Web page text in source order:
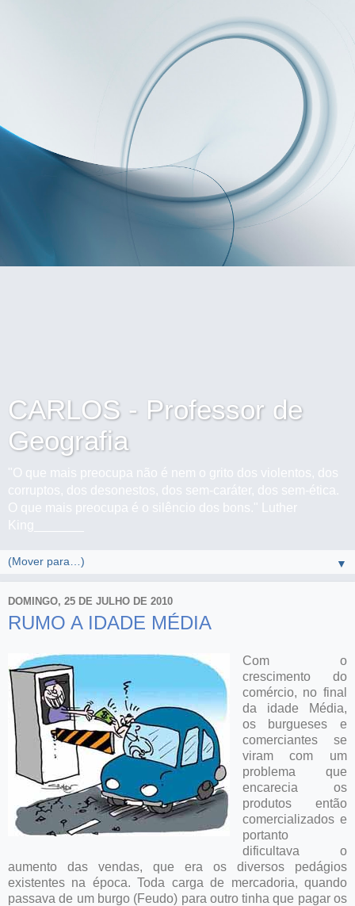
CARLOS - Professor de
Geografia
"O que mais preocupa não é nem o grito dos violentos, dos
corruptos, dos desonestos, dos sem-caráter, dos sem-ética.
O que mais preocupa é o silêncio dos bons." Luther
King_______
▼
DOMINGO, 25 DE JULHO DE 2010
RUMO A IDADE MÉDIA
Com o
crescimento do
comércio, no final
da idade Média,
os burgueses e
comerciantes se
viram com um
problema que
encarecia os
produtos então
comercializados e
portanto
dificultava o
aumento das vendas, que era os diversos pedágios
existentes na época. Toda carga de mercadoria, quando
passava de um burgo (Feudo) para outro tinha que pagar os